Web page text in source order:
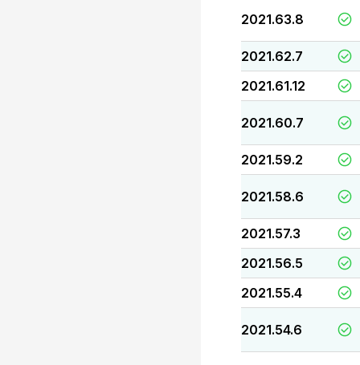
2021.63.8
2021.62.7
2021.61.12
2021.60.7
2021.59.2
2021.58.6
2021.57.3
2021.56.5
2021.55.4
2021.54.6